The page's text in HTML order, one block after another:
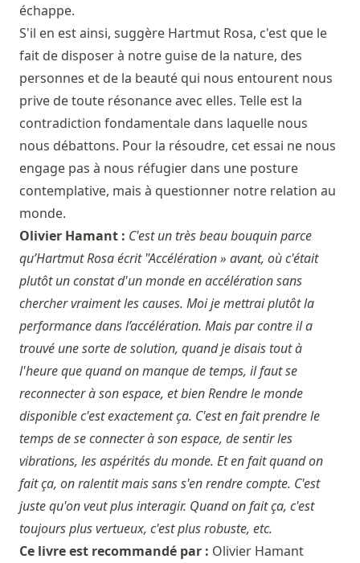
échappe.
S'il en est ainsi, suggère Hartmut Rosa, c'est que le
fait de disposer à notre guise de la nature, des
personnes et de la beauté qui nous entourent nous
prive de toute résonance avec elles. Telle est la
contradiction fondamentale dans laquelle nous
nous débattons. Pour la résoudre, cet essai ne nous
engage pas à nous réfugier dans une posture
contemplative, mais à questionner notre relation au
monde.
Olivier Hamant : C'est un très beau bouquin parce
qu’Hartmut Rosa écrit "Accélération » avant, où c'était
plutôt un constat d'un monde en accélération sans
chercher vraiment les causes. Moi je mettrai plutôt la
performance dans l’accélération. Mais par contre il a
trouvé une sorte de solution, quand je disais tout à
l'heure que quand on manque de temps, il faut se
reconnecter à son espace, et bien Rendre le monde
disponible c'est exactement ça. C'est en fait prendre le
temps de se connecter à son espace, de sentir les
vibrations, les aspérités du monde. Et en fait quand on
fait ça, on ralentit mais sans s'en rendre compte. C'est
juste qu'on veut plus interagir. Quand on fait ça, c'est
toujours plus vertueux, c'est plus robuste, etc.
Ce livre est recommandé par : Olivier Hamant